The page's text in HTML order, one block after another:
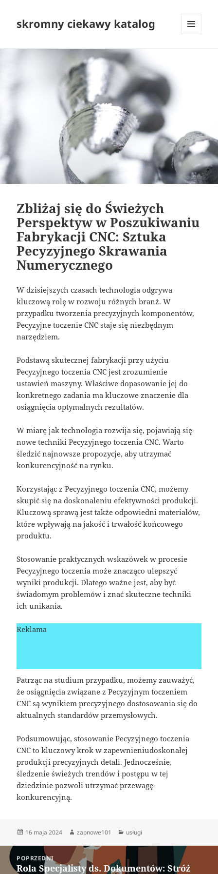
skromny ciekawy katalog
Zbliżaj się do Świeżych
Perspektyw w Poszukiwaniu
Fabrykacji CNC: Sztuka
Pecyzyjnego Skrawania
Numerycznego
W dzisiejszych czasach technologia odgrywa
kluczową rolę w rozwoju różnych branż. W
przypadku tworzenia precyzyjnych komponentów,
Pecyzyjne toczenie CNC staje się niezbędnym
narzędziem.
Podstawą skutecznej fabrykacji przy użyciu
Pecyzyjnego toczenia CNC jest zrozumienie
ustawień maszyny. Właściwe dopasowanie jej do
konkretnego zadania ma kluczowe znaczenie dla
osiągnięcia optymalnych rezultatów.
W miarę jak technologia rozwija się, pojawiają się
nowe techniki Pecyzyjnego toczenia CNC. Warto
śledzić najnowsze propozycje, aby utrzymać
konkurencyjność na rynku.
Korzystając z Pecyzyjnego toczenia CNC, możemy
skupić się na doskonaleniu efektywności produkcji.
Kluczową sprawą jest także odpowiedni materiałów,
które wpływają na jakość i trwałość końcowego
produktu.
Stosowanie praktycznych wskazówek w procesie
Pecyzyjnego toczenia może znacząco ulepszyć
wyniki produkcji. Dlatego ważne jest, aby być
świadomym problemów i znać skuteczne techniki
ich unikania.
Reklama
Patrząc na studium przypadku, możemy zauważyć,
że osiągnięcia związane z Pecyzyjnym toczeniem
CNC są wynikiem precyzyjnego dostosowania się do
aktualnych standardów przemysłowych.
Podsumowując, stosowanie Pecyzyjnego toczenia
CNC to kluczowy krok w zapewnieniudoskonałej
produkcji precyzyjnych detali. Jednocześnie,
śledzenie świeżych trendów i postępu w tej
dziedzinie pozwoli utrzymać przewagę
konkurencyjną.
Data
16 maja 2024 Autor
zapnowe101 Kategorie
usługi
Nawigacja
wpisuPOPRZEDNI
Poprzedni
Rola Specjalisty ds. Dokumentów: Stróż